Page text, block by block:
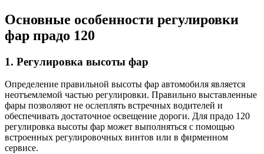
Основные особенности регулировки
фар прадо 120
1. Регулировка высоты фар
Определение правильной высоты фар автомобиля является
неотъемлемой частью регулировки. Правильно выставленные
фары позволяют не ослеплять встречных водителей и
обеспечивать достаточное освещение дороги. Для прадо 120
регулировка высоты фар может выполняться с помощью
встроенных регулировочных винтов или в фирменном
сервисе.